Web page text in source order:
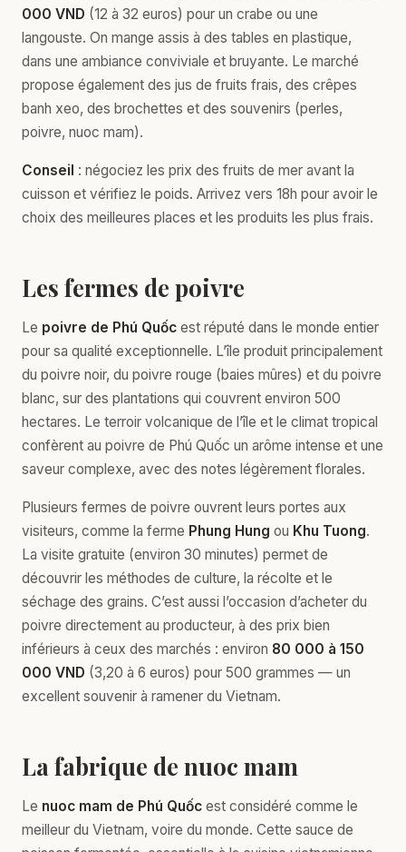
000 VND (12 à 32 euros) pour un crabe ou une
langouste. On mange assis à des tables en plastique,
dans une ambiance conviviale et bruyante. Le marché
propose également des jus de fruits frais, des crêpes
banh xeo, des brochettes et des souvenirs (perles,
poivre, nuoc mam).
Conseil : négociez les prix des fruits de mer avant la
cuisson et vérifiez le poids. Arrivez vers 18h pour avoir le
choix des meilleures places et les produits les plus frais.
Les fermes de poivre
Le poivre de Phú Quốc est réputé dans le monde entier
pour sa qualité exceptionnelle. L’île produit principalement
du poivre noir, du poivre rouge (baies mûres) et du poivre
blanc, sur des plantations qui couvrent environ 500
hectares. Le terroir volcanique de l’île et le climat tropical
confèrent au poivre de Phú Quốc un arôme intense et une
saveur complexe, avec des notes légèrement florales.
Plusieurs fermes de poivre ouvrent leurs portes aux
visiteurs, comme la ferme Phung Hung ou Khu Tuong.
La visite gratuite (environ 30 minutes) permet de
découvrir les méthodes de culture, la récolte et le
séchage des grains. C’est aussi l’occasion d’acheter du
poivre directement au producteur, à des prix bien
inférieurs à ceux des marchés : environ 80 000 à 150
000 VND (3,20 à 6 euros) pour 500 grammes — un
excellent souvenir à ramener du Vietnam.
La fabrique de nuoc mam
Le nuoc mam de Phú Quốc est considéré comme le
meilleur du Vietnam, voire du monde. Cette sauce de